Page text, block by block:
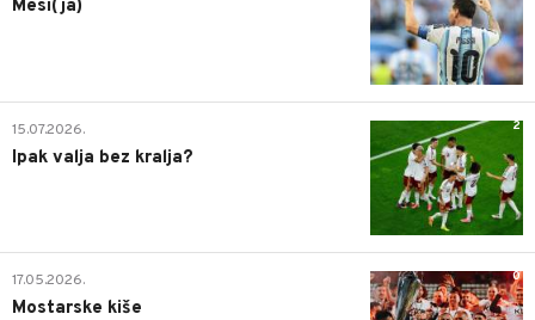
Mesi(ja)
2
15.07.2026.
Ipak valja bez kralja?
0
17.05.2026.
Mostarske kiše